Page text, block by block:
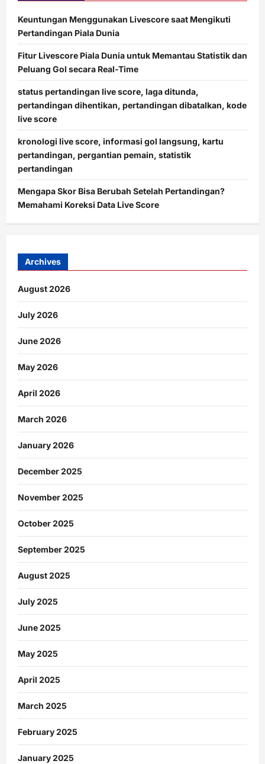
Keuntungan Menggunakan Livescore saat Mengikuti
Pertandingan Piala Dunia
Fitur Livescore Piala Dunia untuk Memantau Statistik dan
Peluang Gol secara Real-Time
status pertandingan live score, laga ditunda,
pertandingan dihentikan, pertandingan dibatalkan, kode
live score
kronologi live score, informasi gol langsung, kartu
pertandingan, pergantian pemain, statistik
pertandingan
Mengapa Skor Bisa Berubah Setelah Pertandingan?
Memahami Koreksi Data Live Score
Archives
August 2026
July 2026
June 2026
May 2026
April 2026
March 2026
January 2026
December 2025
November 2025
October 2025
September 2025
August 2025
July 2025
June 2025
May 2025
April 2025
March 2025
February 2025
January 2025